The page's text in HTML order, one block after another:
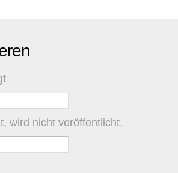
wird nicht veröffentlicht.